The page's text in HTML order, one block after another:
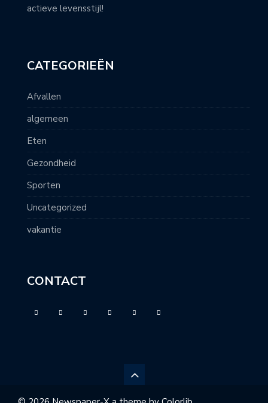
actieve levensstijl!
CATEGORIEËN
Afvallen
algemeen
Eten
Gezondheid
Sporten
Uncategorized
vakantie
CONTACT